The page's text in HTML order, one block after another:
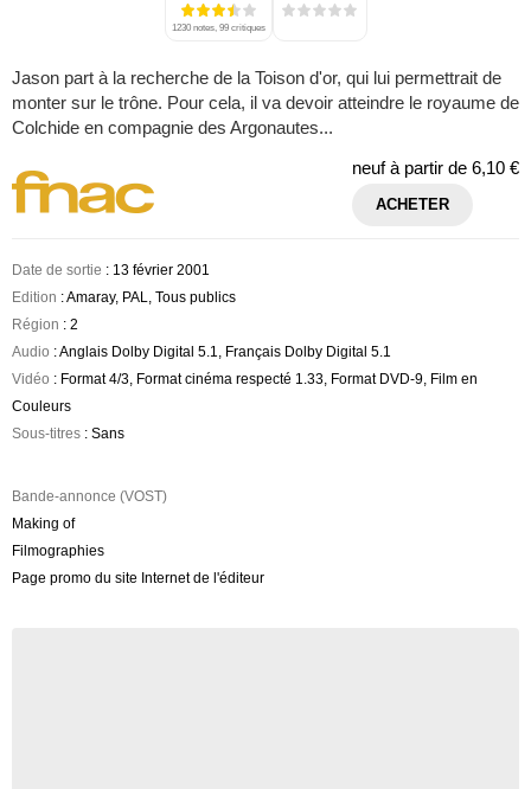
1230 notes, 99 critiques
Jason part à la recherche de la Toison d'or, qui lui permettrait de
monter sur le trône. Pour cela, il va devoir atteindre le royaume de
Colchide en compagnie des Argonautes...
neuf à partir de 6,10 €
ACHETER
Date de sortie : 13 février 2001
Edition : Amaray, PAL, Tous publics
Région : 2
Audio : Anglais Dolby Digital 5.1, Français Dolby Digital 5.1
Vidéo : Format 4/3, Format cinéma respecté 1.33, Format DVD-9, Film en
Couleurs
Sous-titres : Sans
Bande-annonce (VOST)
Making of
Filmographies
Page promo du site Internet de l'éditeur